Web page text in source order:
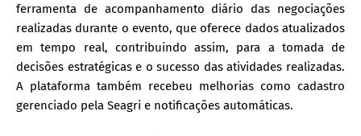
ferramenta de acompanhamento diário das negociações
realizadas durante o evento, que oferece dados atualizados
em tempo real, contribuindo assim, para a tomada de
decisões estratégicas e o sucesso das atividades realizadas.
A plataforma também recebeu melhorias como cadastro
gerenciado pela Seagri e notificações automáticas.